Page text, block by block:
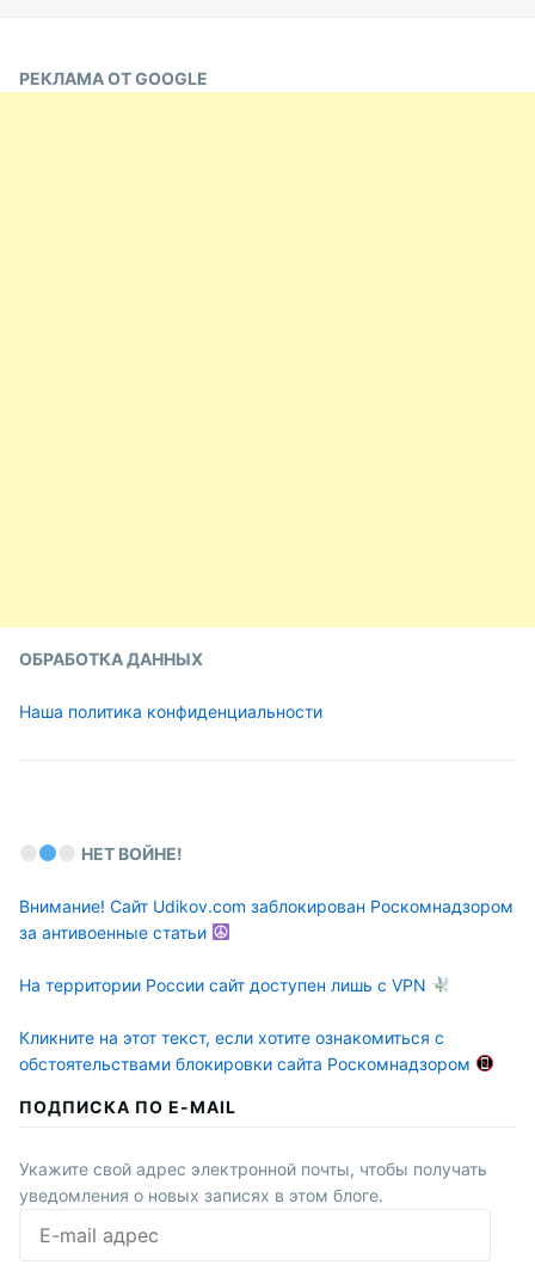
РЕКЛАМА ОТ GOOGLE
ОБРАБОТКА ДАННЫХ
Наша политика конфиденциальности
НЕТ ВОЙНЕ!
Внимание! Сайт Udikov.com заблокирован Роскомнадзором
за антивоенные статьи
На территории России сайт доступен лишь с VPN
Кликните на этот текст, если хотите ознакомиться с
обстоятельствами блокировки сайта Роскомнадзором
ПОДПИСКА ПО E-MAIL
Укажите свой адрес электронной почты, чтобы получать
уведомления о новых записях в этом блоге.
mail